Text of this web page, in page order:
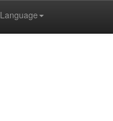
Language